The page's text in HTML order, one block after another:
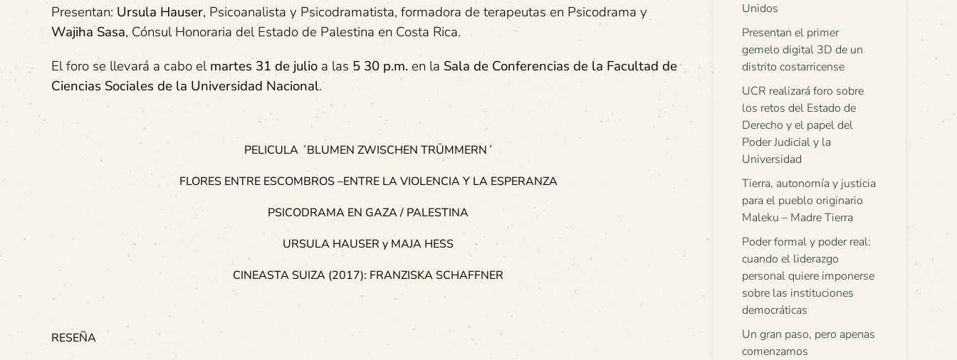
Presentan: Ursula Hauser, Psicoanalista y Psicodramatista, formadora de terapeutas en Psicodrama y
Wajiha Sasa, Cónsul Honoraria del Estado de Palestina en Costa Rica.
El foro se llevará a cabo elmartes 31 de julio a las 5 30 p.m. en la Sala de Conferencias de la Facultad de
Ciencias Sociales de la Universidad Nacional.
PELICULA ´BLUMEN ZWISCHEN TRÜMMERN´
FLORES ENTRE ESCOMBROS –ENTRE LA VIOLENCIA Y LA ESPERANZA
PSICODRAMA EN GAZA / PALESTINA
URSULA HAUSER y MAJA HESS
CINEASTA SUIZA (2017): FRANZISKA SCHAFFNER
RESEÑA
Unidos
Presentan el primer
gemelo digital 3D de un
distrito costarricense
UCR realizará foro sobre
los retos del Estado de
Derecho y el papel del
Poder Judicial y la
Universidad
Tierra, autonomía y justicia
para el pueblo originario
Maleku – Madre Tierra
Poder formal y poder real:
cuando el liderazgo
personal quiere imponerse
sobre las instituciones
democráticas
Un gran paso, pero apenas
comenzamos